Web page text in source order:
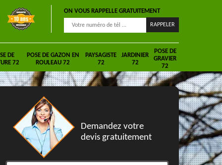
ON VOUS RAPPELLE GRATUITEMENT
DE
72
POSE DE GAZON EN
ROULEAU 72
PAYSAGISTE
72
JARDINIER
72
POSE DE
GRAVIER
72
Demandez votre
devis gratuitement